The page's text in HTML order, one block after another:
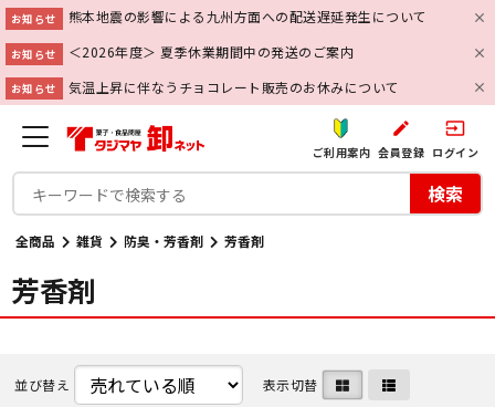
お知らせ 熊本地震の影響による九州方面への配送遅延発生について
お知らせ ＜2026年度＞ 夏季休業期間中の発送のご案内
お知らせ 気温上昇に伴なうチョコレート販売のお休みについて
ご利用案内
create
会員登録
input
ログイン
検索
全商品 雑貨 防臭・芳香剤 芳香剤
芳香剤
並び替え 表示切替